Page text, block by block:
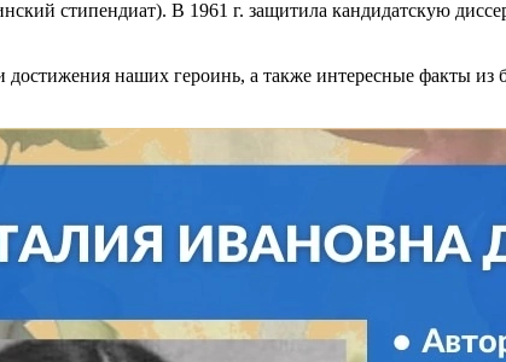
стипендиат). В 1961 г. защитила кандидатскую
достижения наших героинь, а также интересные факты из